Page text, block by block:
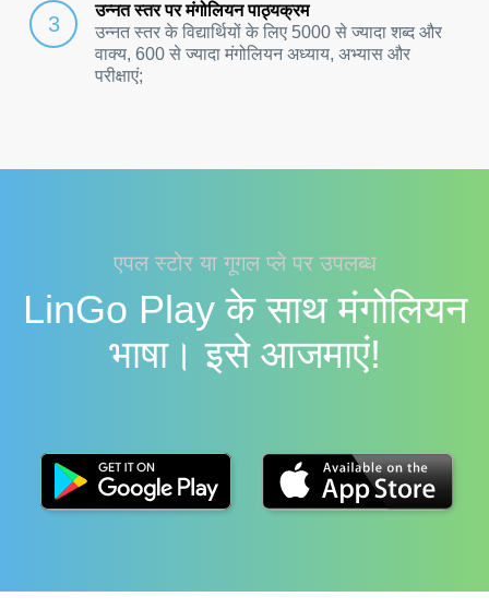
उन्नत स्तर पर मंगोलियन पाठ्यक्रम
उन्नत स्तर के विद्यार्थियों के लिए 5000 से ज्यादा शब्द और
वाक्य, 600 से ज्यादा मंगोलियन अध्याय, अभ्यास और
परीक्षाएं;
एपल स्टोर या गूगल प्ले पर उपलब्ध
LinGo Play के साथ मंगोलियन
भाषा। इसे आजमाएं!